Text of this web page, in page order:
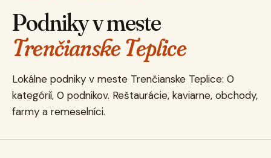
Podniky v meste
Trenčianske Teplice
Lokálne podniky v meste Trenčianske Teplice: 0
kategórií, 0 podnikov. Reštaurácie, kaviarne, obchody,
farmy a remeselníci.